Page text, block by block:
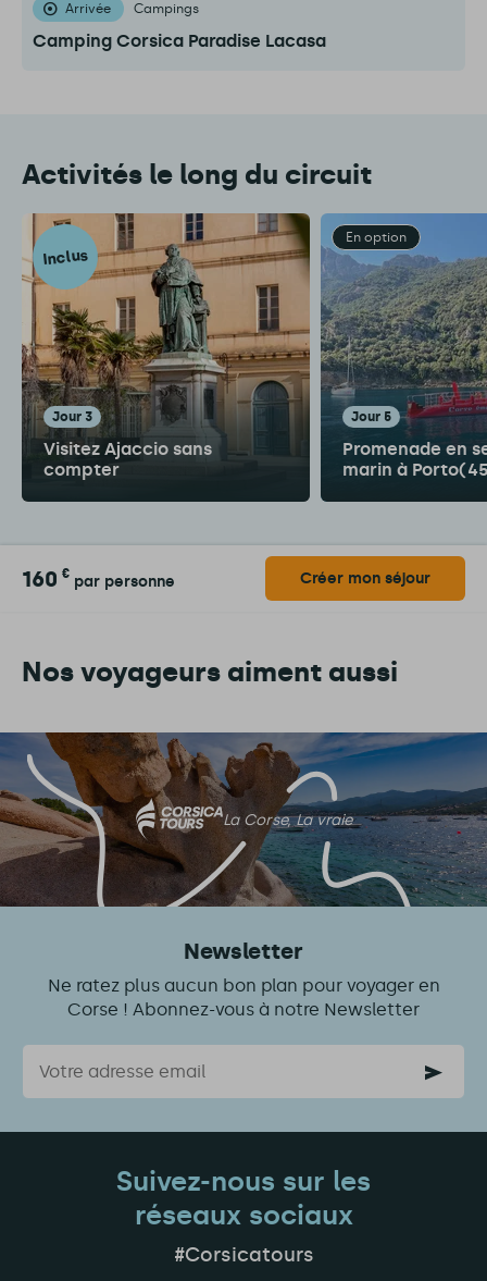
Arrivée Campings
Camping Corsica Paradise Lacasa
Activités le long du circuit
Inclus
jour 3
Visitez Ajaccio sans
compter
En option
jour 5
Promenade en
marin à
160 € par personne Créer mon séjour
Nos voyageurs aiment aussi
La Corse, La vraie
Newsletter
Ne ratez plus aucun bon plan pour voyager en
Corse ! Abonnez-vous à notre Newsletter
Courriel
Suivez-nous sur les
réseaux sociaux
#Corsicatours